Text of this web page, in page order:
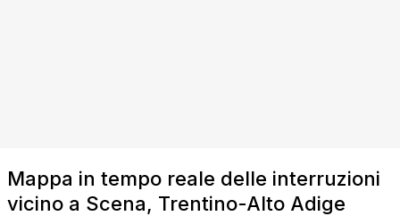
Mappa in tempo reale delle interruzioni
vicino a Scena, Trentino-Alto Adige